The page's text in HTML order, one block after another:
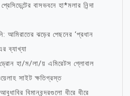
বাসভবনে হা*মলার নিন্দা
আমিরাতের ঝড়ের পেছনের ‘প্রধান
ব্যাখ্যা
হা/ম/লা/য় এমিরেটস গ্লোবাল
সাইট ক্ষতিগ্রস্ত
বিমানবন্দরগুলো ধীরে ধীরে